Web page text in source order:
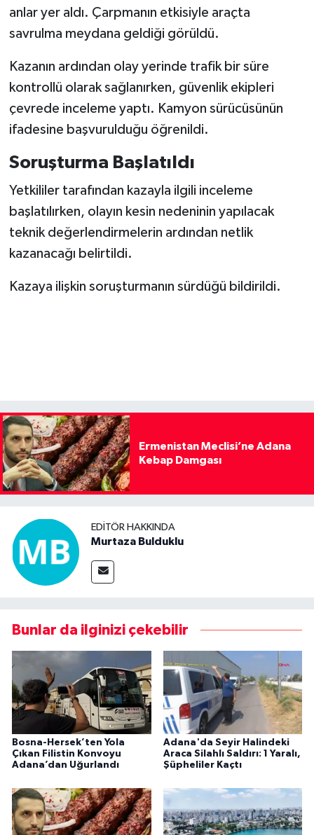
anlar yer aldı. Çarpmanın etkisiyle araçta
savrulma meydana geldiği görüldü.
Kazanın ardından olay yerinde trafik bir süre
kontrollü olarak sağlanırken, güvenlik ekipleri
çevrede inceleme yaptı. Kamyon sürücüsünün
ifadesine başvurulduğu öğrenildi.
Soruşturma Başlatıldı
Yetkililer tarafından kazayla ilgili inceleme
başlatılırken, olayın kesin nedeninin yapılacak
teknik değerlendirmelerin ardından netlik
kazanacağı belirtildi.
Kazaya ilişkin soruşturmanın sürdüğü bildirildi.
Ermenistan Meclisi’ne Adana
Kebap Damgası
EDITÖR HAKKINDA
Murtaza Bulduklu
Bunlar da ilginizi çekebilir
Bosna-Hersek’ten Yola
Çıkan Filistin Konvoyu
Adana’dan Uğurlandı
Adana'da Seyir Halindeki
Araca Silahlı Saldırı: 1 Yaralı,
Şüpheliler Kaçtı